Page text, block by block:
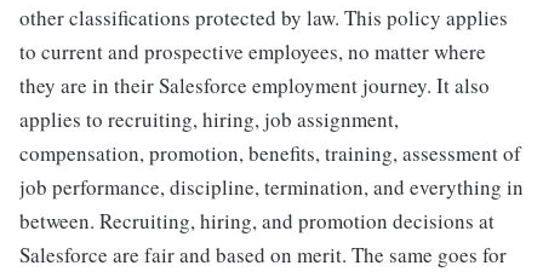
other classifications protected by law. This policy applies
to current and prospective employees, no matter where
they are in their Salesforce employment journey. It also
applies to recruiting, hiring, job assignment,
compensation, promotion, benefits, training, assessment of
job performance, discipline, termination, and everything in
between. Recruiting, hiring, and promotion decisions at
Salesforce are fair and based on merit. The same goes for